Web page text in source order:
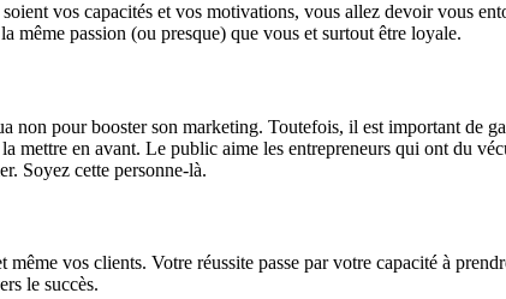
vos capacités et vos motivations, vous allez devoir vous
même passion (ou presque) que vous et surtout être loyale.
non pour booster son marketing. Toutefois, il est important de
mettre en avant. Le public aime les entrepreneurs qui ont du
Soyez cette personne-là.
vos clients. Votre réussite passe par votre capacité à
le succès.